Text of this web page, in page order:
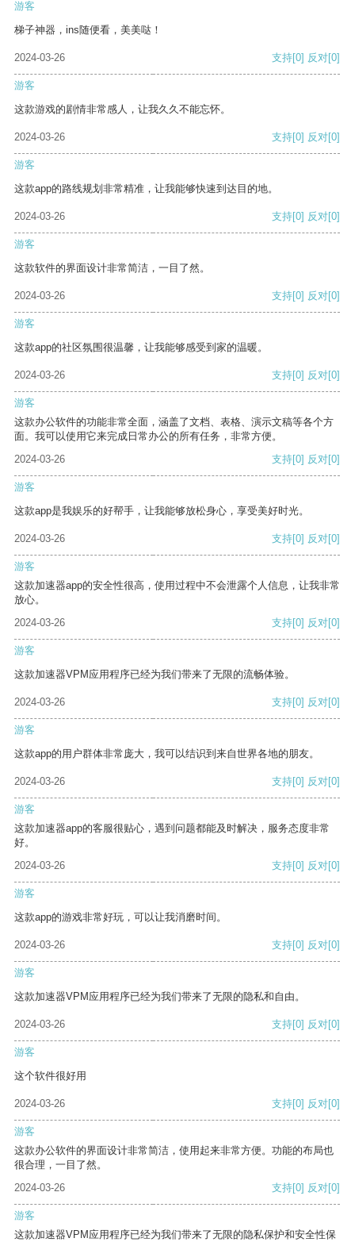
游客
梯子神器，ins随便看，美美哒！
2024-03-26 支持[0] 反对[0]
游客
这款游戏的剧情非常感人，让我久久不能忘怀。
2024-03-26 支持[0] 反对[0]
游客
这款app的路线规划非常精准，让我能够快速到达目的地。
2024-03-26 支持[0] 反对[0]
游客
这款软件的界面设计非常简洁，一目了然。
2024-03-26 支持[0] 反对[0]
游客
这款app的社区氛围很温馨，让我能够感受到家的温暖。
2024-03-26 支持[0] 反对[0]
游客
这款办公软件的功能非常全面，涵盖了文档、表格、演示文稿等各个方
面。我可以使用它来完成日常办公的所有任务，非常方便。
2024-03-26
支持[0] 反对[0]
游客
这款app是我娱乐的好帮手，让我能够放松身心，享受美好时光。
2024-03-26 支持[0] 反对[0]
游客
这款加速器app的安全性很高，使用过程中不会泄露个人信息，让我非常
放心。
2024-03-26
支持[0] 反对[0]
游客
这款加速器VPM应用程序已经为我们带来了无限的流畅体验。
2024-03-26 支持[0] 反对[0]
游客
这款app的用户群体非常庞大，我可以结识到来自世界各地的朋友。
2024-03-26 支持[0] 反对[0]
游客
这款加速器app的客服很贴心，遇到问题都能及时解决，服务态度非常
好。
2024-03-26
支持[0] 反对[0]
游客
这款app的游戏非常好玩，可以让我消磨时间。
2024-03-26 支持[0] 反对[0]
游客
这款加速器VPM应用程序已经为我们带来了无限的隐私和自由。
2024-03-26 支持[0] 反对[0]
游客
这个软件很好用
2024-03-26 支持[0] 反对[0]
游客
这款办公软件的界面设计非常简洁，使用起来非常方便。功能的布局也
很合理，一目了然。
2024-03-26
支持[0] 反对[0]
游客
这款加速器VPM应用程序已经为我们带来了无限的隐私保护和安全性保